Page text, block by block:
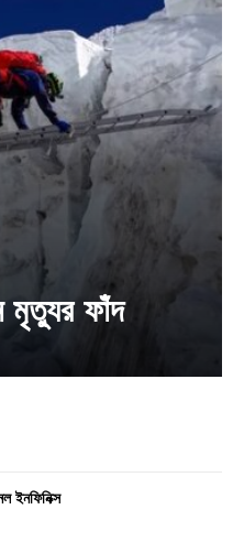
মৃত্যুর ফাঁদ
ইনফিনিক্স